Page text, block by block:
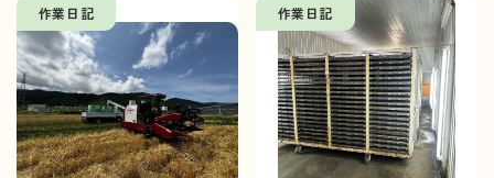
作業日記 作業日記